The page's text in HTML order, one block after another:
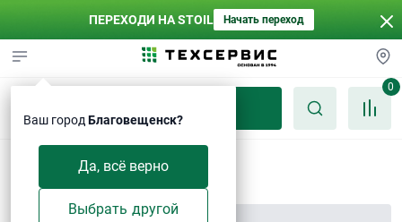
ПЕРЕХОДИ НА STOIL Начать переход
Ваш город Благовещенск?
Да, всё верно
Выбрать другой
0
Болт M8×20-Zn